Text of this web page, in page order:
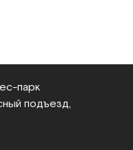
подъезд,